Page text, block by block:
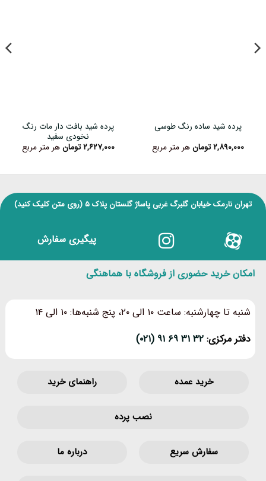
پرده شید ساده رنگ طوسی
۲,۸۹۰,۰۰۰تومانهر متر مربع
پرده شید بافت دار مات رنگ
نخودی سفید
۲,۶۲۷,۰۰۰ تومانهر متر مربع
تهران نارمک خیابان گلبرگ غربی پاساژ گلستان پلاک ۵ (روی متن کلیک کنید)
پیگیری سفارش
امکان خرید حضوری از فروشگاه با هماهنگی
شنبه تا چهارشنبه: ساعت ۱۰ الی ۲۰، پنج شنبه‌ها: ۱۰ الی ۱۴
دفتر مرکزی: ۳۲ ۳۱ ۶۹ ۹۱ (۰۲۱)
خرید عمده راهنمای خرید
نصب پرده
سفارش سریع درباره ما